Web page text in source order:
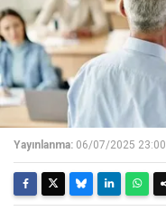
Yayınlanma: 06/07/2025 23:00